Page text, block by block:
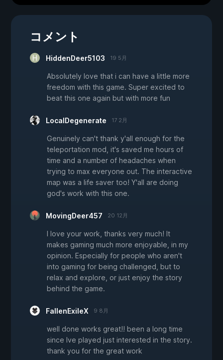
コメント
HiddenDeer5103 19 5月
Absolutely love that i can have a little more
freedom with this game. Super excited to
beat this one again but with more fun
LocalDegenerate 17 2月
Genuinely can't thank y'all enough for the
teleportation mod, it's saved me hours of
time and a number of headaches when
trying to max everyone out. The interactive
map was a life saver too! Y'all are doing
god's work with this one.
MovingDeer457 20 12月
I love your work, thanks very much! It
makes gaming much more enjoyable, in my
opinion. Especially for people who aren't
into gaming for being challenged, but to
relax and explore, or just enjoy the story
behind the game.
FallenExileX 9 8月
well done works great!! been a long time
since Ive played just interested in the story.
thank you for the great work